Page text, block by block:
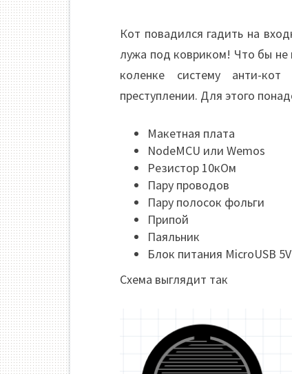
Кот повадился гадить на
лужа под ковриком! Что бы не
коленке систему анти-
преступлении. Для этого
Макетная плата
NodeMCU или Wemos
Резистор 10кОм
Пару проводов
Пару полосок фольги
Припой
Паяльник
Блок питания MicroUSB 5V
Схема выглядит так